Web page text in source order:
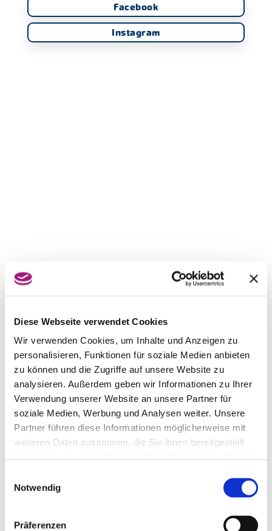
Diese Webseite verwendet Cookies
Wir verwenden Cookies, um Inhalte und Anzeigen zu
personalisieren, Funktionen für soziale Medien anbieten
zu können und die Zugriffe auf unsere Website zu
analysieren. Außerdem geben wir Informationen zu Ihrer
Verwendung unserer Website an unsere Partner für
soziale Medien, Werbung und Analysen weiter. Unsere
Partner führen diese Informationen möglicherweise mit
weiteren Daten zusammen, die Sie ihnen bereitgestellt
Notwendig
Präferenzen
Facebook
Instagram